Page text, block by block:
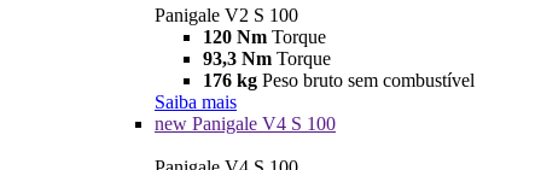
Panigale V2 S 100
120 Nm Torque
93,3 Nm Torque
176 kg Peso bruto sem combustível
Saiba mais
new Panigale V4 S 100